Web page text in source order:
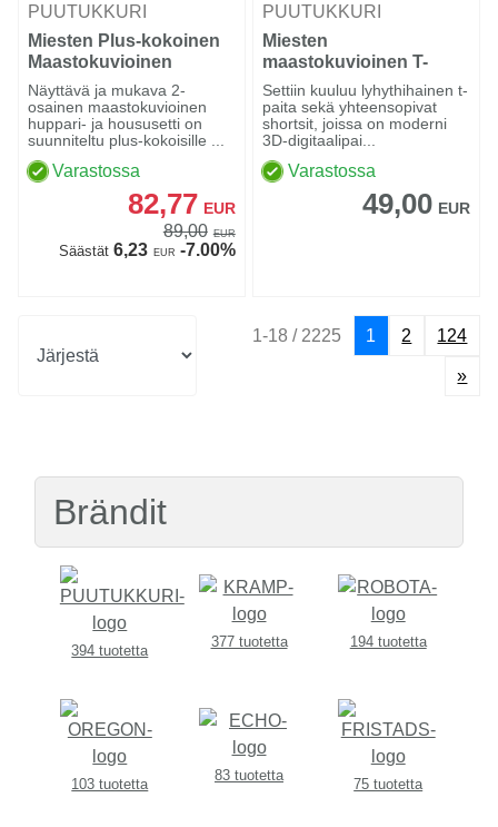
PUUTUKKURI
Miesten Plus-kokoinen
Maastokuvioinen
Huppari- ja Housusetti
Näyttävä ja mukava 2-
osainen maastokuvioinen
huppari- ja housusetti on
suunniteltu plus-kokoisille ...
Varastossa
82,77 EUR
89,00 EUR
Säästät6,23 EUR -7.00%
PUUTUKKURI
Miesten
maastokuvioinen T-
paita- ja shortsisetti
Settiin kuuluu lyhythihainen t-
paita sekä yhteensopivat
shortsit, joissa on moderni
3D-digitaalipai...
Varastossa
49,00 EUR
1-18 / 2225 1 2 124
»
Brändit
394 tuotetta
377 tuotetta 194 tuotetta
103 tuotetta
83 tuotetta
75 tuotetta